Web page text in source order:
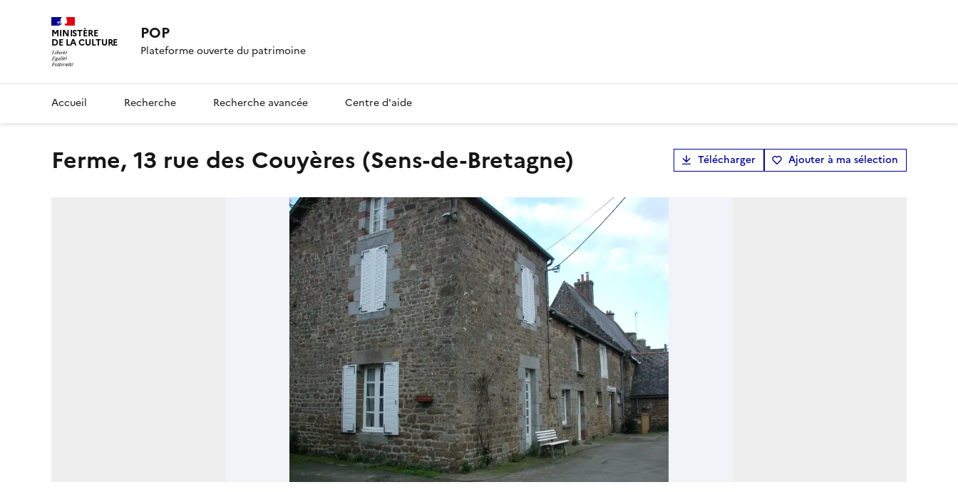
MINISTÈRE
DE LA CULTURE POP
Plateforme ouverte du patrimoine
Accueil Recherche Recherche avancée Centre d'aide
Ferme, 13 rue des Couyères (Sens-de-Bretagne) Télécharger Ajouter à ma sélection